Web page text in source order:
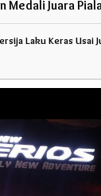
Medali Juara
Laku Keras Usai